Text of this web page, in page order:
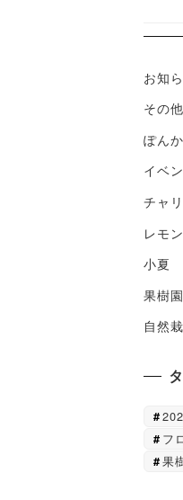
お知
その他
ぽん
イベ
チャ
レモン
小夏
果樹
自然
フ
果